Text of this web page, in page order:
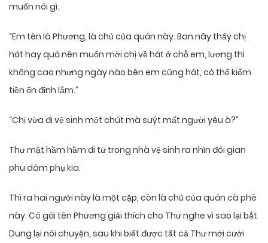
muốn nói gì.
“Em tên là Phương, là chủ của quán này. Ban nãy thấy chị
hát hay quá nên muốn mời chị về hát ở chỗ em, lương thì
không cao nhưng ngày nào bên em cũng hát, có thể kiếm
tiền ổn định lắm.”
“Chị vừa đi vệ sinh một chút mà suýt mất người yêu à?”
Thư mặt hầm hầm đi từ trong nhà vệ sinh ra nhìn đôi gian
phu dâm phụ kia.
Thì ra hai người này là một cặp, còn là chủ của quán cà phê
này. Cô gái tên Phương giải thích cho Thư nghe vì sao lại bắt
Dung lại nói chuyện, sau khi biết được tất cả Thư mới cười